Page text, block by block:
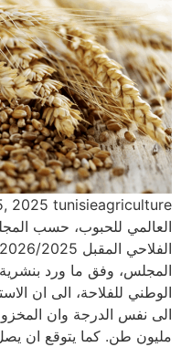
العالمي للحبوب، حسب
المجلس، وفق ما ورد
الوطني للفلاحة، الى ان
مليون طن. كما يتوقع ان